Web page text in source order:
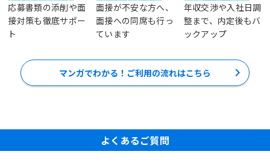
応募書類の添削や面
接対策も徹底サポー
ト
面接が不安な方へ、
面接への同席も行っ
ています
年収交渉や入社日調
整まで、内定後もバ
ックアップ
マンガでわかる！ご利用の流れはこちら
よくあるご質問